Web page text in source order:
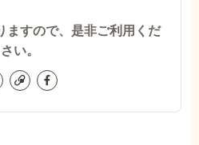
ますので、是非ご利用くだ
さい。